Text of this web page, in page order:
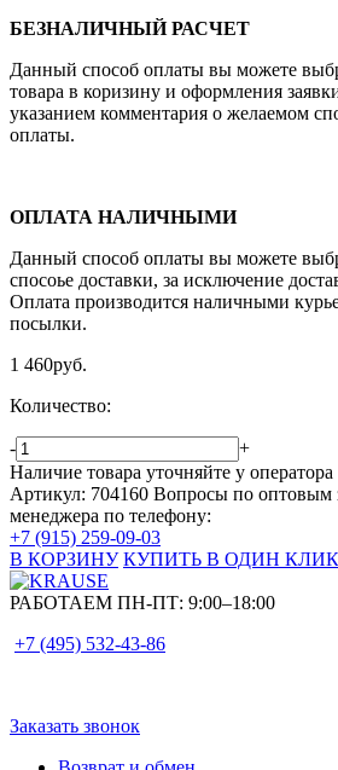
БЕЗНАЛИЧНЫЙ РАСЧЕТ
Данный способ оплаты вы можете
товара в коризину и оформления
указанием комментария о желаемом
оплаты.
ОПЛАТА НАЛИЧНЫМИ
Данный способ оплаты вы можете
спосоье доставки, за исключение
Оплата производится наличными
посылки.
1 460руб.
Количество:
-
+
Наличие товара уточняйте у оператора
Артикул: 704160 Вопросы по оптовым
менеджера по телефону:
+7 (915) 259-09-03
В КОРЗИНУ КУПИТЬ В ОДИН КЛИК
РАБОТАЕМ ПН-ПТ: 9:00–18:00
+7 (495) 532-43-86
Заказать звонок